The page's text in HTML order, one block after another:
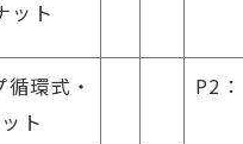
ット
環式・
ト
P2